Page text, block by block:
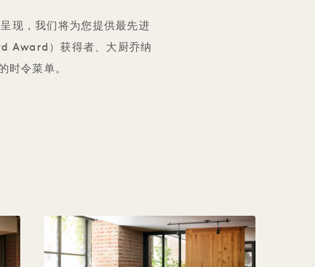
现，我们将为您提供最先进
Award）获得者、大厨乔纳
时令菜单。